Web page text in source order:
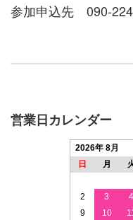
参加申込先 090-
営業日カレンダー
2026年 8月
日
月
2
3 4
9
10 11